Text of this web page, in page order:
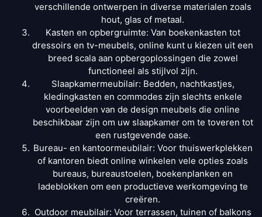
verschillende ontwerpen in diverse materialen zoals
hout, glas of metaal.
Kasten en opbergruimte: Van boekenkasten tot
dressoirs en tv-meubels, online kunt u kiezen uit een
breed scala aan opbergoplossingen die zowel
functioneel als stijlvol zijn.
Slaapkamermeubilair: Bedden, nachtkastjes,
kledingkasten en commodes zijn slechts enkele
voorbeelden van de design meubels die online
beschikbaar zijn om uw slaapkamer om te toveren tot
een rustgevende oase.
Bureau- en kantoormeubilair: Voor thuiswerkplekken
of kantoren biedt online winkelen vele opties zoals
bureaus, bureaustoelen, boekenplanken en
ladeblokken om een productieve werkomgeving te
creëren.
Outdoor meubilair: Voor terrassen, tuinen of balkons